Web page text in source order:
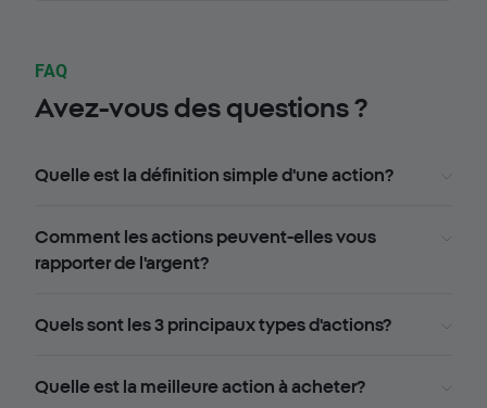
FAQ
Avez-vous des questions ?
Quelle est la définition simple d'une action?
Comment les actions peuvent-elles vous
rapporter de l'argent?
Quels sont les 3 principaux types d'actions?
Quelle est la meilleure action à acheter?